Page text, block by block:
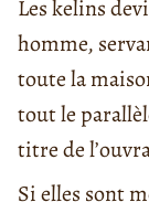
Les kelins
homme,
toute la
tout le
titre de
Si elles sont